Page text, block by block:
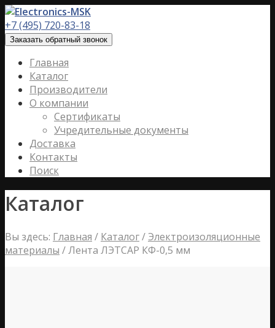
+7 (495) 720-83-18
Заказать обратный звонок
Главная
Каталог
Производители
О компании
Сертификаты
Учредительные документы
Доставка
Контакты
Поиск
Каталог
Вы здесь: Главная / Каталог/ Электроизоляционные
материалы /Лента ЛЭТСАР КФ-0,5 мм